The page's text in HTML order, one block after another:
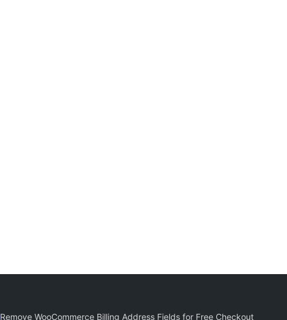
Remove WooCommerce Billing Address Fields for Free Checkout